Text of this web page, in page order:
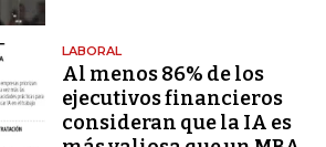
LABORAL
Al menos 86% de los
ejecutivos financieros
consideran que la IA es